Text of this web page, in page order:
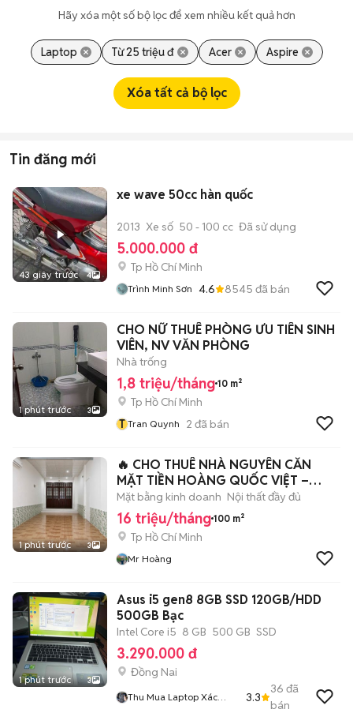
Hãy xóa một số bộ lọc để xem nhiều kết quả hơn
Laptop Từ 25 triệu đ Acer Aspire
Xóa tất cả bộ lọc
Tin đăng mới
43 giây trước 4
xe wave 50cc hàn quốc
2013 Xe số 50 - 100 cc Đã sử dụng
5.000.000 đ
Tp Hồ Chí Minh
Trình Minh Sơn 4.6 8545 đã bán
1 phút trước 3
CHO NỮ THUÊ PHÒNG ƯU TIÊN SINH
VIÊN, NV VĂN PHÒNG
Nhà trống
1,8 triệu/tháng 10 m²
Tp Hồ Chí Minh
T Tran Quynh 2 đã bán
1 phút trước 3
🔥 CHO THUÊ NHÀ NGUYÊN CĂN
MẶT TIỀN HOÀNG QUỐC VIỆT –
QUẬN 7
Mặt bằng kinh doanh Nội thất đầy đủ
16 triệu/tháng 100 m²
Tp Hồ Chí Minh
Mr Hoàng
1 phút trước 3
Asus i5 gen8 8GB SSD 120GB/HDD
500GB Bạc
Intel Core i5 8 GB 500 GB SSD
3.290.000 đ
Đồng Nai
Thu Mua Laptop Xác
3.3
36 đã
bán